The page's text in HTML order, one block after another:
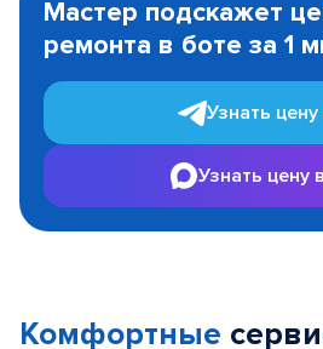
Мастер подскажет
ремонта в боте за 1
Узнать цену
Узнать цену
Комфортные